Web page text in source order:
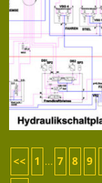
<< 1 ... 7 8 9